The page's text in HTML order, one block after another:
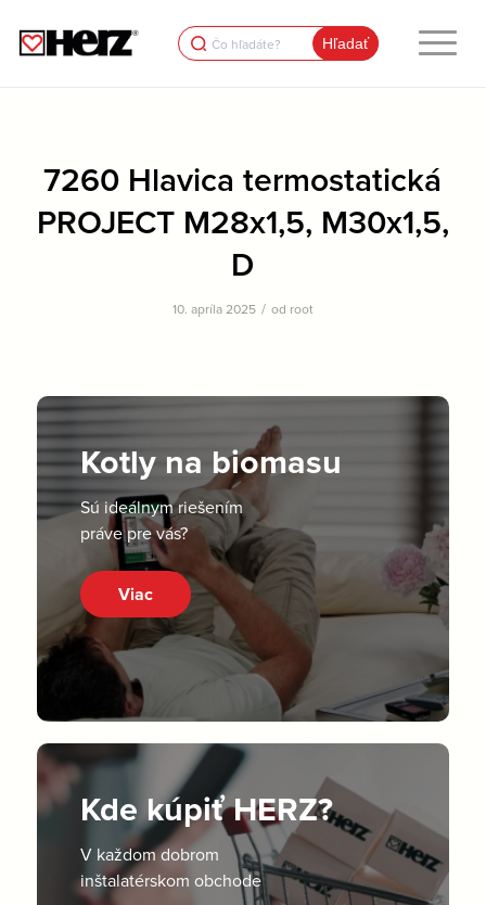
Search
for:
7260 Hlavica termostatická
PROJECT M28x1,5, M30x1,5,
D
10. apríla 2025 / od root
Kotly na biomasu
Sú ideálnym riešením
práve pre vás?
Viac
Kde kúpiť HERZ?
V každom dobrom
inštalatérskom obchode